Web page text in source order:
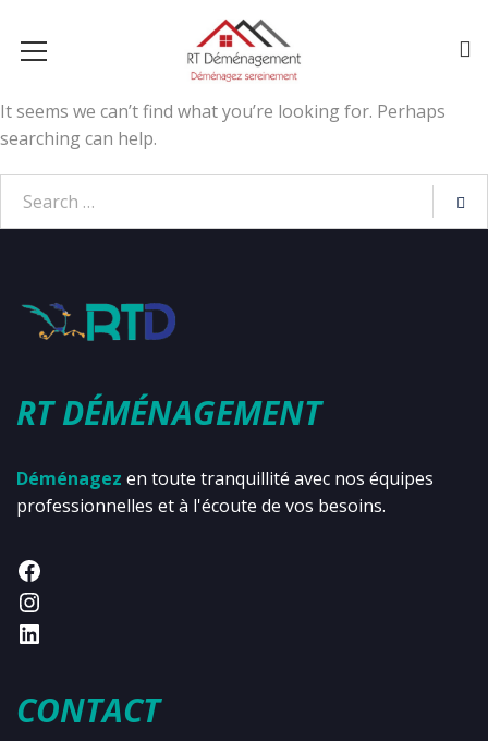
It seems we can’t find what you’re looking for. Perhaps
searching can help.
RT DÉMÉNAGEMENT
Déménagez en toute tranquillité avec nos équipes
professionnelles et à l'écoute de vos besoins.
CONTACT